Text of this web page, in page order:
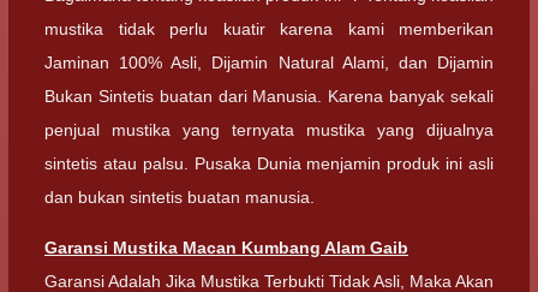
mustika tidak perlu kuatir karena kami memberikan
Jaminan 100% Asli, Dijamin Natural Alami, dan Dijamin
Bukan Sintetis buatan dari Manusia. Karena banyak sekali
penjual mustika yang ternyata mustika yang dijualnya
sintetis atau palsu. Pusaka Dunia menjamin produk ini asli
dan bukan sintetis buatan manusia.
Garansi Mustika Macan Kumbang Alam Gaib
Garansi Adalah Jika Mustika Terbukti Tidak Asli, Maka Akan